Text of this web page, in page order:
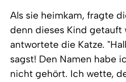
Als sie heimkam, fragte
denn dieses Kind getauft
antwortete die Katze.
sagst! Den Namen habe
nicht gehört. Ich wette,